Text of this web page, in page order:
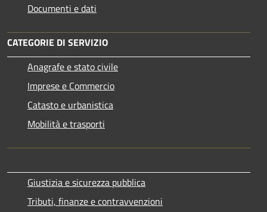
Documenti e dati
CATEGORIE DI SERVIZIO
Anagrafe e stato civile
Imprese e Commercio
Catasto e urbanistica
Mobilità e trasporti
Giustizia e sicurezza pubblica
Tributi, finanze e contravvenzioni